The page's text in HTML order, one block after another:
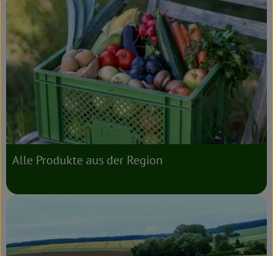
Alle Produkte aus der Region